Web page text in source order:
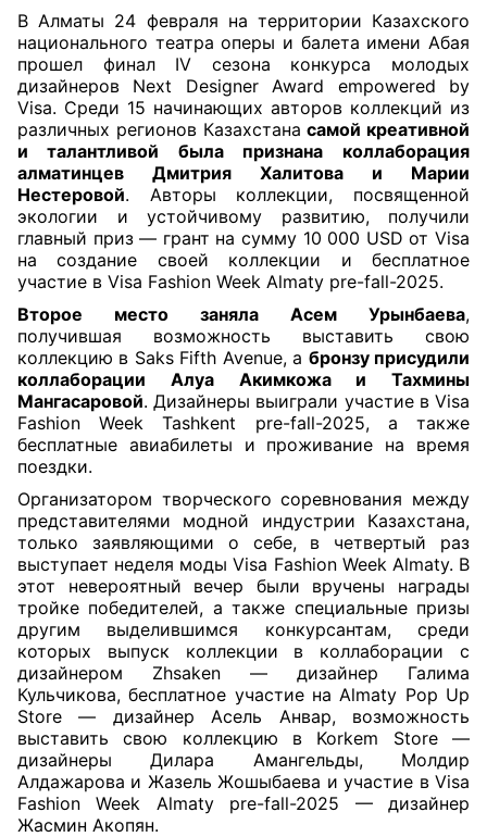
В Алматы 24 февраля на территории Казахского
национального театра оперы и балета имени Абая
прошел финал IV сезона конкурса молодых
дизайнеров Next Designer Award empowered by
Visa. Среди 15 начинающих авторов коллекций из
различных регионов Казахстанасамой креативной
и талантливой была признана
коллаборация
алматинцев Дмитрия Халитова и Марии
Нестеровой. Авторы коллекции, посвященной
экологии и устойчивому развитию, получили
главный приз — грант на сумму 10 000 USD от Visa
на создание своей коллекции и бесплатное
участие в Visa Fashion Week Almaty pre-fall-2025.
Второе место заняла Асем Урынбаева,
получившая возможность выставить свою
коллекцию в Saks Fifth Avenue, а бронзу присудили
коллаборации Алуа Акимкожа и Тахмины
Мангасаровой. Дизайнеры выиграли участие в Visa
Fashion Week Tashkent pre-fall-2025, а также
бесплатные авиабилеты и проживание на время
поездки.
Организатором творческого соревнования между
представителями модной индустрии Казахстана,
только заявляющими о себе, в четвертый раз
выступает неделя моды Visa Fashion Week Almaty. В
этот невероятный вечер были вручены награды
тройке победителей, а также специальные призы
другим выделившимся конкурсантам, среди
которых выпуск коллекции в коллаборации с
дизайнером Zhsaken — дизайнер Галима
Кульчикова, бесплатное участие на Almaty Pop Up
Store — дизайнер Асель Анвар, возможность
выставить свою коллекцию в Korkem Store —
дизайнеры Дилара Амангельды, Молдир
Алдажарова и Жазель Жошыбаева и участие в Visa
Fashion Week Almaty pre-fall-2025 — дизайнер
Жасмин Акопян.